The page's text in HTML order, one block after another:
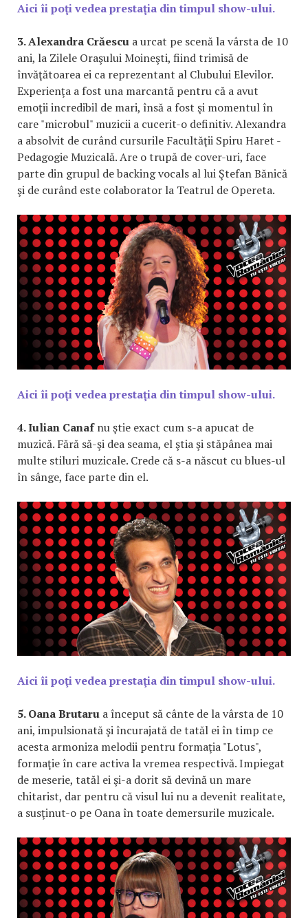
Aici îi poţi vedea prestaţia din timpul show-ului.
3. Alexandra Crăescu a urcat pe scenă la vârsta de 10
ani, la Zilele Oraşului Moineşti, fiind trimisă de
învăţătoarea ei ca reprezentant al Clubului Elevilor.
Experienţa a fost una marcantă pentru că a avut
emoţii incredibil de mari, însă a fost şi momentul în
care "microbul" muzicii a cucerit-o definitiv. Alexandra
a absolvit de curând cursurile Facultăţii Spiru Haret -
Pedagogie Muzicală. Are o trupă de cover-uri, face
parte din grupul de backing vocals al lui Ştefan Bănică
şi de curând este colaborator la Teatrul de Opereta.
Aici îi poţi vedea prestaţia din timpul show-ului.
4. Iulian Canafnu ştie exact cum s-a apucat de
muzică. Fără să-şi dea seama, el ştia şi stăpânea mai
multe stiluri muzicale. Crede că s-a născut cu blues-ul
în sânge, face parte din el.
Aici îi poţi vedea prestaţia din timpul show-ului.
5. Oana Brutaru a început să cânte de la vârsta de 10
ani, impulsionată şi încurajată de tatăl ei în timp ce
acesta armoniza melodii pentru formaţia "Lotus",
formaţie în care activa la vremea respectivă. Impiegat
de meserie, tatăl ei şi-a dorit să devină un mare
chitarist, dar pentru că visul lui nu a devenit realitate,
a susţinut-o pe Oana în toate demersurile muzicale.